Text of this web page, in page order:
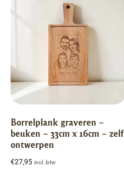
Borrelplank graveren –
beuken – 33cm x 16cm – zelf
ontwerpen
€27,95 incl. btw